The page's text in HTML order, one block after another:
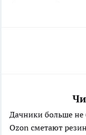
Дачники больше не
Ozon сметают